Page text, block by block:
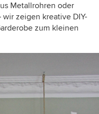
Metallrohren oder
zeigen kreative DIY-
zum kleinen